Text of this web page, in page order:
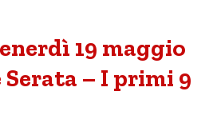
19 maggio
Serata – I primi 9